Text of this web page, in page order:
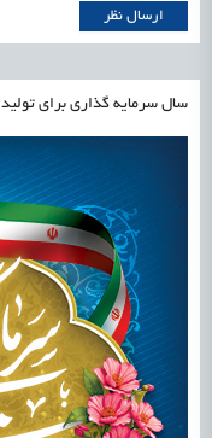
سال سرمایه گذاری برای تولید